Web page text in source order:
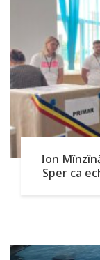
Ion
Sper ca